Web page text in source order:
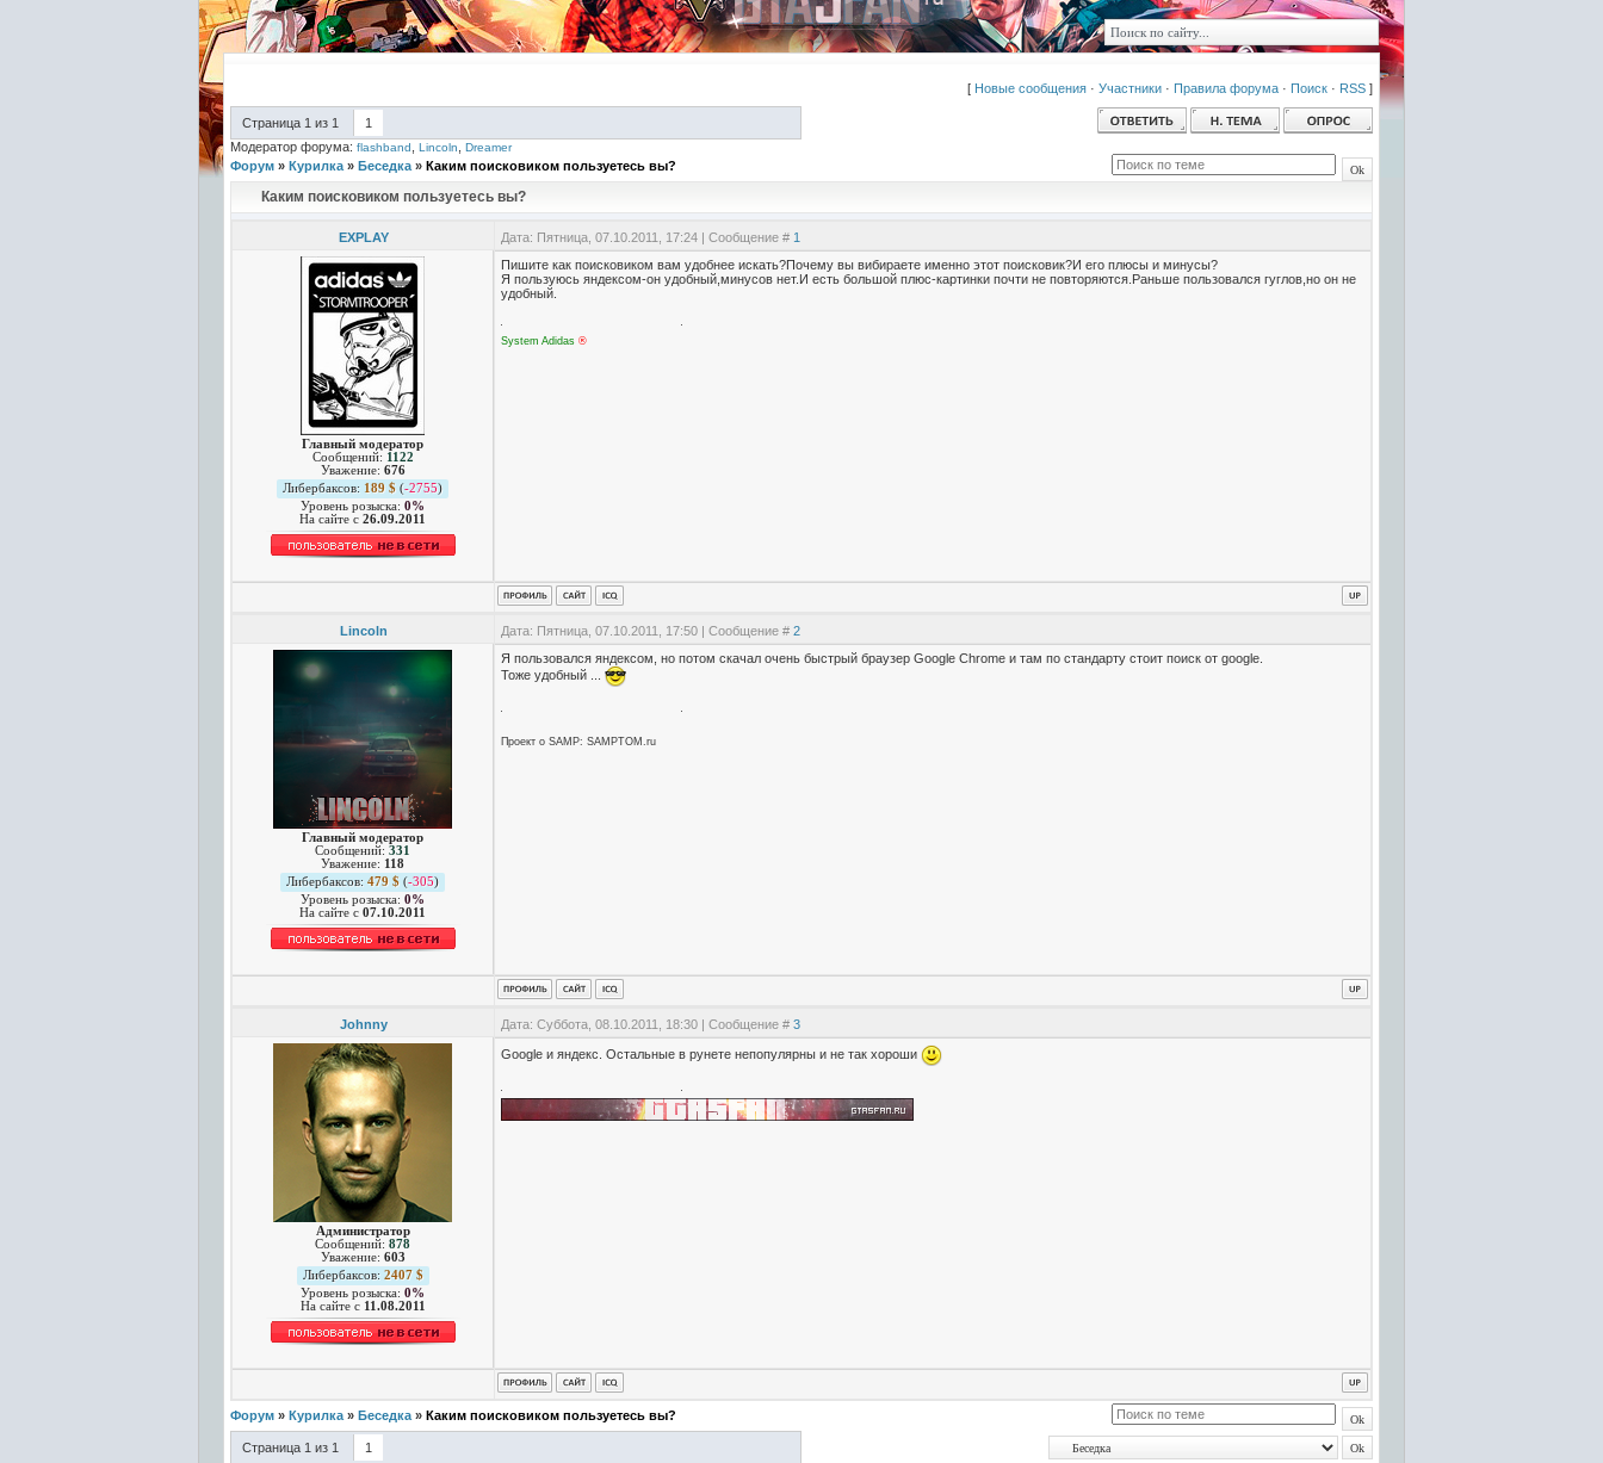
[ Новые сообщения · Участники · Правила форума · Поиск · RSS ]
Страница 1 из 1
1
Модератор форума: flashband Lincoln Dreamer
Форум » Курилка » Беседка » Каким поисковиком пользуетесь вы?
Каким поисковиком пользуетесь вы?
EXPLAY Дата: Пятница, 07.10.2011, 17:24 | Сообщение # 1
Главный модератор
Сообщений: 1122
Уважение: 676
Либербаксов: 189 $ (-2755)
Уровень розыска: 0%
На сайте c 26.09.2011
Пишите как поисковиком вам удобнее искать?Почему вы вибираете именно этот поисковик?И его плюсы и минусы?
Я пользуюсь яндексом-он удобный,минусов нет.И есть большой плюс-картинки почти не повторяются.Раньше пользовался гуглов,но он не
удобный.
System Adidas ®
Lincoln Дата: Пятница, 07.10.2011, 17:50 | Сообщение # 2
Главный модератор
Сообщений: 331
Уважение: 118
Либербаксов: 479 $ (-305)
Уровень розыска: 0%
На сайте c 07.10.2011
Я пользовался яндексом, но потом скачал очень быстрый браузер Google Chrome и там по стандарту стоит поиск от google.
Тоже удобный ...
Проект о SAMP: SAMPTOM.ru
Johnny Дата: Суббота, 08.10.2011, 18:30 | Сообщение # 3
Администратор
Сообщений: 878
Уважение: 603
Либербаксов: 2407 $
Уровень розыска: 0%
На сайте c 11.08.2011
Google и яндекс. Остальные в рунете непопулярны и не так хороши
Форум » Курилка » Беседка » Каким поисковиком пользуетесь вы?
Страница 1 из 1 1